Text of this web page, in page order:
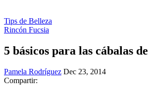
Tips de Belleza
Rincón Fucsia
5 básicos para las cábalas
Pamela Rodríguez Dec 23, 2014
Compartir: